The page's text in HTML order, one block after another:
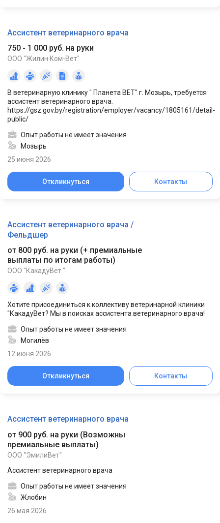
Ассистент ветеринарного врача
750 - 1 000 руб. на руки
ООО "Жилин Ком-Вет"
В ветеринарную клинику " Планета ВЕТ" г. Мозырь, требуется
ассистент ветеринарного врача.
https://gsz.gov.by/registration/employer/vacancy/1805161/detail-
public/
Опыт работы не имеет значения
Мозырь
25 июня 2026
Откликнуться Контакты
Ассистент ветеринарного врача /
Фельдшер
от 800 руб. на руки (+ премиальные
выплаты по итогам работы)
ООО "КакадуВет "
Хотите присоединиться к коллективу ветеринарной клиники
"КакадуВет? Мы в поисках ассистента ветеринарного врача!
Опыт работы не имеет значения
Могилёв
12 июня 2026
Откликнуться Контакты
Ассистент ветеринарного врача
от 900 руб. на руки (Возможны
премиальные выплаты)
ООО "ЭмилиВет"
Ассистент ветеринарного врача
Опыт работы не имеет значения
Жлобин
26 мая 2026